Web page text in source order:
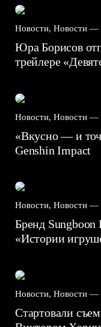
Новости, Новости —
Юра Борисов
трейлере
Новости, Новости —
«Вкусно — и
Genshin Impact⁠⁠
Новости, Новости —
Бренд
«Истории
Новости, Новости —
Стартовали